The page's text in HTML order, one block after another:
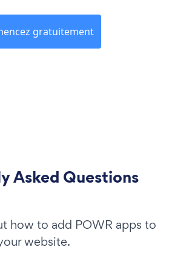
gratuitement
Asked Questions
how to add POWR apps to
website.